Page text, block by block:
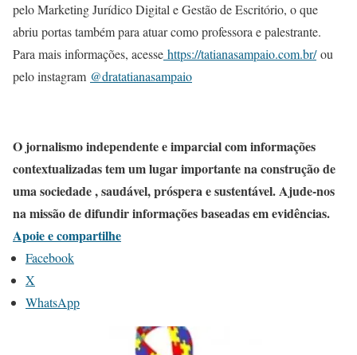
pelo Marketing Jurídico Digital e Gestão de Escritório, o que
abriu portas também para atuar como professora e palestrante.
Para mais informações, acesse https://tatianasampaio.com.br/ou
pelo instagram @dratatianasampaio
O jornalismo independente e imparcial com informações
contextualizadas tem um lugar importante na construção de
uma sociedade , saudável, próspera e sustentável. Ajude-nos
na missão de difundir informações baseadas em evidências.
Apoie e compartilhe
Facebook
X
WhatsApp